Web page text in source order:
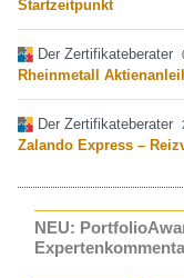
Startzeitpunkt
Der Zertifikateberater
Rheinmetall
Der Zertifikateberater
Zalando Express –
NEU: